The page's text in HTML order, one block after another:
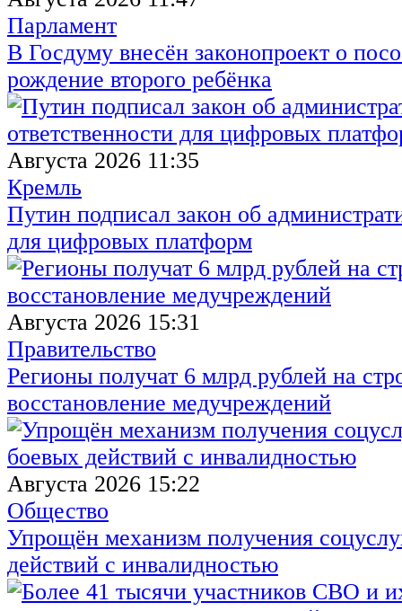
Парламент
В Госдуму внесён законопроект о
рождение второго ребёнка
Августа 2026 11:35
Кремль
Путин подписал закон об
для цифровых платформ
Августа 2026 15:31
Правительство
Регионы получат 6 млрд рублей на
восстановление медучреждений
Августа 2026 15:22
Общество
Упрощён механизм получения
действий с инвалидностью